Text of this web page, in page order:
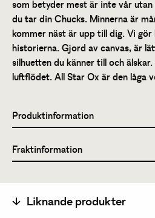
som betyder mest är inte vår
du tar din Chucks. Minnerna är
kommer näst är upp till dig. Vi gör
historierna. Gjord av canvas, är
silhuetten du känner till och
luftflödet. All Star Ox är den låga
Produktinformation
Fraktinformation
Liknande produkter